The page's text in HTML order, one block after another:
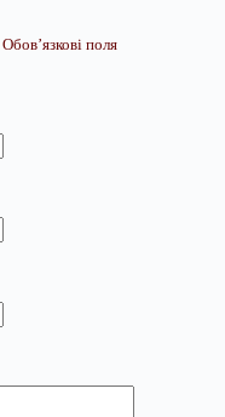
Обов’язкові поля